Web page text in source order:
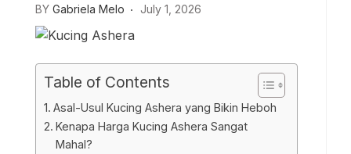
BY Gabriela Melo July 1, 2026
Table of Contents
Asal-Usul Kucing Ashera yang Bikin Heboh
Kenapa Harga Kucing Ashera Sangat
Mahal?